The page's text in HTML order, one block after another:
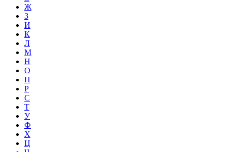
Ж
З
И
К
Л
М
Н
О
П
Р
С
Т
У
Ф
Х
Ц